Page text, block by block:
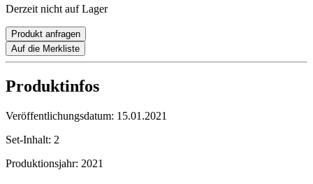
Derzeit nicht auf Lager
Produkt anfragen
Auf die Merkliste
Produktinfos
Veröffentlichungsdatum: 15.01.2021
Set-Inhalt: 2
Produktionsjahr: 2021